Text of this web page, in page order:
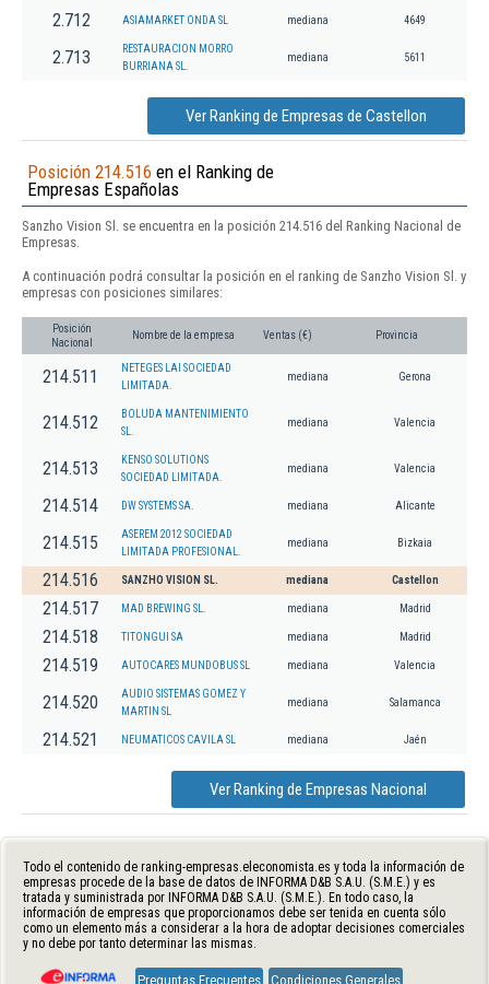
2.712 ASIAMARKET ONDA SL mediana 4649
2.713
RESTAURACION MORRO
BURRIANA SL.
mediana 5611
Ver Ranking de Empresas de Castellon
Posición 214.516 en el Ranking de
Empresas Españolas
Sanzho Vision Sl. se encuentra en la posición 214.516 del Ranking Nacional de
Empresas.
A continuación podrá consultar la posición en el ranking de Sanzho Vision Sl. y
empresas con posiciones similares:
Posición
Nacional
Nombre de la empresa Ventas (€) Provincia
214.511
NETEGES LAI SOCIEDAD
LIMITADA.
mediana Gerona
214.512
BOLUDA MANTENIMIENTO
SL.
mediana Valencia
214.513
KENSO SOLUTIONS
SOCIEDAD LIMITADA.
mediana Valencia
214.514 DW SYSTEMS SA. mediana Alicante
214.515
ASEREM 2012 SOCIEDAD
LIMITADA PROFESIONAL.
mediana Bizkaia
214.516 SANZHO VISION SL. mediana Castellon
214.517 MAD BREWING SL. mediana Madrid
214.518 TITONGUI SA mediana Madrid
214.519 AUTOCARES MUNDOBUS SL mediana Valencia
214.520
AUDIO SISTEMAS GOMEZ Y
MARTIN SL
mediana Salamanca
214.521 NEUMATICOS CAVILA SL mediana Jaén
Ver Ranking de Empresas Nacional
Todo el contenido de ranking-empresas.eleconomista.es y toda la información de
empresas procede de la base de datos de INFORMA D&B S.A.U. (S.M.E.) y es
tratada y suministrada por INFORMA D&B S.A.U. (S.M.E.). En todo caso, la
información de empresas que proporcionamos debe ser tenida en cuenta sólo
como un elemento más a considerar a la hora de adoptar decisiones comerciales
y no debe por tanto determinar las mismas.
Preguntas Frecuentes Condiciones Generales